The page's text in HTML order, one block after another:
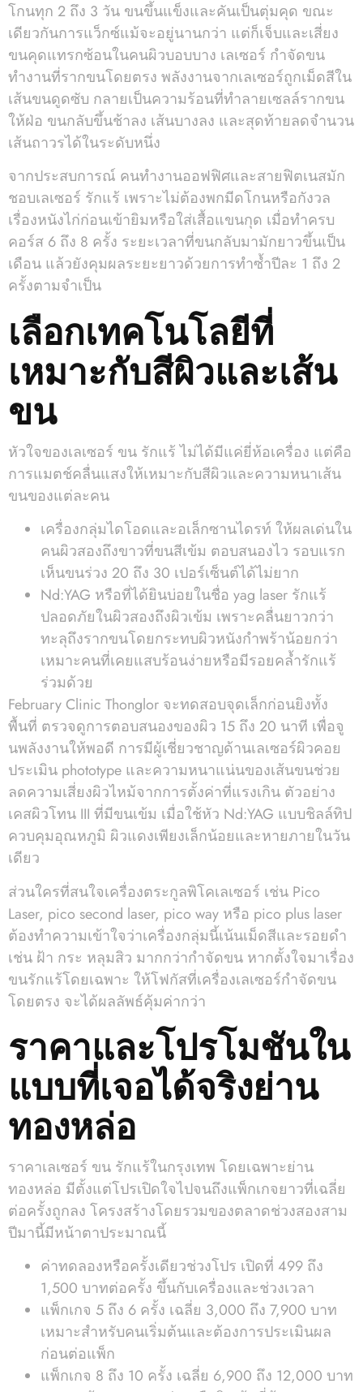
โกนทุก 2 ถึง 3 วัน ขนขึ้นแข็งและคันเป็นตุ่มคุด ขณะ
เดียวกันการแว็กซ์แม้จะอยู่นานกว่า แต่ก็เจ็บและเสี่ยง
ขนคุดแทรกซ้อนในคนผิวบอบบาง เลเซอร์ กำจัดขน
ทำงานที่รากขนโดยตรง พลังงานจากเลเซอร์ถูกเม็ดสีใน
เส้นขนดูดซับ กลายเป็นความร้อนที่ทำลายเซลล์รากขน
ให้ฝ่อ ขนกลับขึ้นช้าลง เส้นบางลง และสุดท้ายลดจำนวน
เส้นถาวรได้ในระดับหนึ่ง
จากประสบการณ์ คนทำงานออฟฟิศและสายฟิตเนสมัก
ชอบเลเซอร์ รักแร้ เพราะไม่ต้องพกมีดโกนหรือกังวล
เรื่องหนังไก่ก่อนเข้ายิมหรือใส่เสื้อแขนกุด เมื่อทำครบ
คอร์ส 6 ถึง 8 ครั้ง ระยะเวลาที่ขนกลับมามักยาวขึ้นเป็น
เดือน แล้วยังคุมผลระยะยาวด้วยการทำซ้ำปีละ 1 ถึง 2
ครั้งตามจำเป็น
เลือกเทคโนโลยีที่
เหมาะกับสีผิวและเส้น
ขน
หัวใจของเลเซอร์ ขน รักแร้ ไม่ได้มีแค่ยี่ห้อเครื่อง แต่คือ
การแมตช์คลื่นแสงให้เหมาะกับสีผิวและความหนาเส้น
ขนของแต่ละคน
เครื่องกลุ่มไดโอดและอเล็กซานไดรท์ ให้ผลเด่นใน
คนผิวสองถึงขาวที่ขนสีเข้ม ตอบสนองไว รอบแรก
เห็นขนร่วง 20 ถึง 30 เปอร์เซ็นต์ได้ไม่ยาก
Nd:YAG หรือที่ได้ยินบ่อยในชื่อ yag laser รักแร้
ปลอดภัยในผิวสองถึงผิวเข้ม เพราะคลื่นยาวกว่า
ทะลุถึงรากขนโดยกระทบผิวหนังกำพร้าน้อยกว่า
เหมาะคนที่เคยแสบร้อนง่ายหรือมีรอยคล้ำรักแร้
ร่วมด้วย
February Clinic Thonglor จะทดสอบจุดเล็กก่อนยิงทั้ง
พื้นที่ ตรวจดูการตอบสนองของผิว 15 ถึง 20 นาที เพื่อจู
นพลังงานให้พอดี การมีผู้เชี่ยวชาญด้านเลเซอร์ผิวคอย
ประเมิน phototype และความหนาแน่นของเส้นขนช่วย
ลดความเสี่ยงผิวไหม้จากการตั้งค่าที่แรงเกิน ตัวอย่าง
เคสผิวโทน III ที่มีขนเข้ม เมื่อใช้หัว Nd:YAG แบบชิลล์ทิป
ควบคุมอุณหภูมิ ผิวแดงเพียงเล็กน้อยและหายภายในวัน
เดียว
ส่วนใครที่สนใจเครื่องตระกูลพิโคเลเซอร์ เช่น Pico
Laser, pico second laser, pico way หรือ pico plus laser
ต้องทำความเข้าใจว่าเครื่องกลุ่มนี้เน้นเม็ดสีและรอยดำ
เช่น ฝ้า กระ หลุมสิว มากกว่ากำจัดขน หากตั้งใจมาเรื่อง
ขนรักแร้โดยเฉพาะ ให้โฟกัสที่เครื่องเลเซอร์กำจัดขน
โดยตรง จะได้ผลลัพธ์คุ้มค่ากว่า
ราคาและโปรโมชันใน
แบบที่เจอได้จริงย่าน
ทองหล่อ
ราคาเลเซอร์ ขน รักแร้ในกรุงเทพ โดยเฉพาะย่าน
ทองหล่อ มีตั้งแต่โปรเปิดใจไปจนถึงแพ็กเกจยาวที่เฉลี่ย
ต่อครั้งถูกลง โครงสร้างโดยรวมของตลาดช่วงสองสาม
ปีมานี้มีหน้าตาประมาณนี้
ค่าทดลองหรือครั้งเดียวช่วงโปร เปิดที่ 499 ถึง
1,500 บาทต่อครั้ง ขึ้นกับเครื่องและช่วงเวลา
แพ็กเกจ 5 ถึง 6 ครั้ง เฉลี่ย 3,000 ถึง 7,900 บาท
เหมาะสำหรับคนเริ่มต้นและต้องการประเมินผล
ก่อนต่อแพ็ก
แพ็กเกจ 8 ถึง 10 ครั้ง เฉลี่ย 6,900 ถึง 12,000 บาท